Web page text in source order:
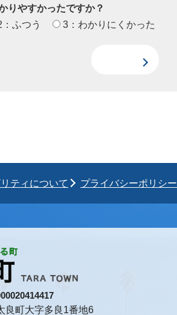
りやすかったですか？
：ふつう 3：わかりにくかった
ティについて プライバシーポリシー
良町大字多良1番地6